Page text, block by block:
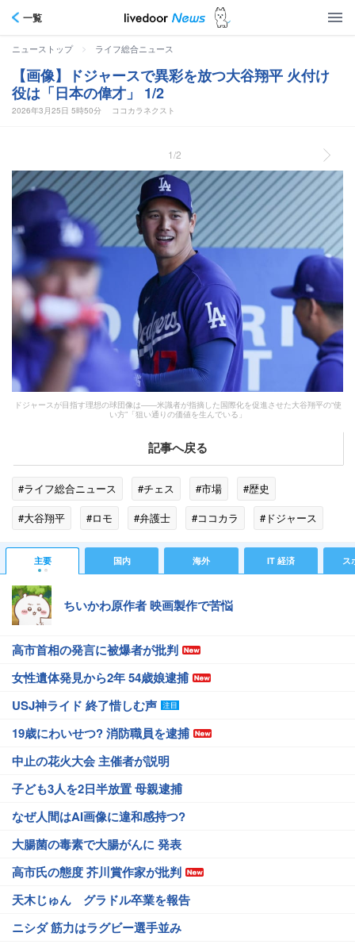
一覧
ニューストップ > ライフ総合ニュース
【画像】ドジャースで異彩を放つ大谷翔平 火付け
役は「日本の偉才」 1/2
2026年3月25日 5時50分 ココカラネクスト
1/2
ドジャースが目指す理想の球団像は――米識者が指摘した国際化を促進させた大谷翔平の“使
い方”「狙い通りの価値を生んでいる」
記事へ戻る
#ライフ総合ニュース #チェス #市場
#歴史
#大谷翔平
#ロモ #弁護士 #ココカラ
#ドジャース
#マンチェスター・ユナイテッド
#マーケティング
#ネクスト
#ユニクロ
主要 国内 海外 IT 経済 ス
ちいかわ原作者 映画製作で苦悩
高市首相の発言に被爆者が批判
女性遺体発見から2年 54歳娘逮捕
USJ神ライド 終了惜しむ声
19歳にわいせつ? 消防職員を逮捕
中止の花火大会 主催者が説明
子ども3人を2日半放置 母親逮捕
なぜ人間はAI画像に違和感持つ?
大腸菌の毒素で大腸がんに 発表
高市氏の態度 芥川賞作家が批判
天木じゅん グラドル卒業を報告
ニシダ 筋力はラグビー選手並み